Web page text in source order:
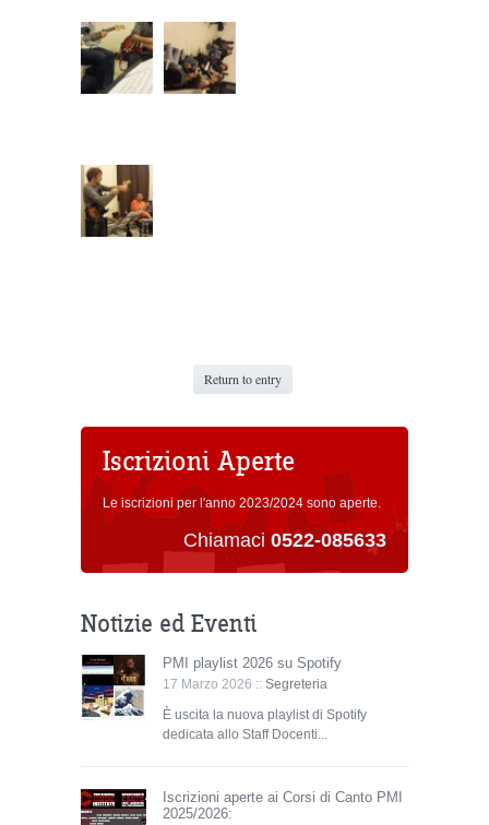
Return to entry
Iscrizioni Aperte
Le iscrizioni per l'anno 2023/2024 sono aperte.
Chiamaci 0522-085633
Notizie ed Eventi
PMI playlist 2026 su Spotify
17 Marzo 2026 :: Segreteria
È uscita la nuova playlist di Spotify
dedicata allo Staff Docenti...
Iscrizioni aperte ai Corsi di Canto PMI
2025/2026: